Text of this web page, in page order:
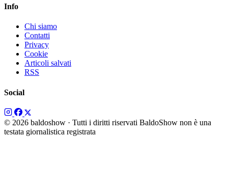
Info
Chi siamo
Contatti
Privacy
Cookie
Articoli salvati
RSS
Social
© 2026 baldoshow · Tutti i diritti riservati BaldoShow non è una
testata giornalistica registrata